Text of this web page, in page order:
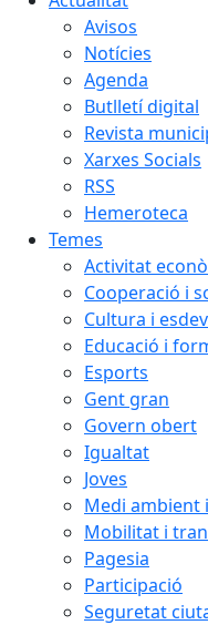
Avisos
Notícies
Agenda
Butlletí digital
Revista
Xarxes Socials
RSS
Hemeroteca
Temes
Activitat
Cooperació i
Cultura i
Educació i
Esports
Gent gran
Govern obert
Igualtat
Joves
Medi ambient
Mobilitat i
Pagesia
Participació
Seguretat